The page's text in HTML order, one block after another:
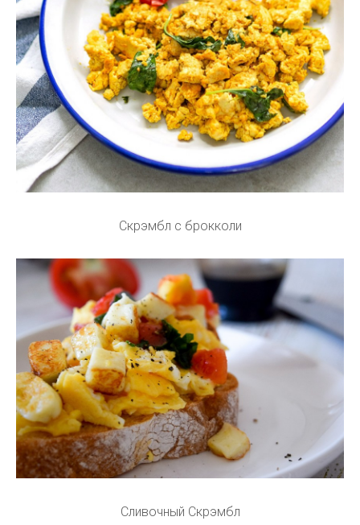
Скрэмбл с брокколи
Сливочный Скрэмбл